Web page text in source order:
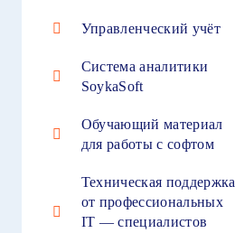
Управленческий учёт
Система аналитики
SoykaSoft
Обучающий материал
для работы с софтом
Техническая поддержка
от профессиональных
IT — специалистов